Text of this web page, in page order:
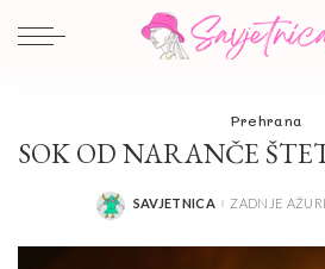
Prehrana
SOK OD NARANČE
POSTED
SAVJETNICA ZADNJE